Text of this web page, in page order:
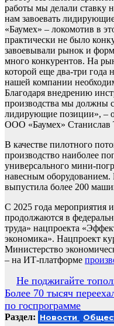
работы мы делали ставку
нам завоевать
«Баумех» – локомотив в
практически не было
завоевывали рынок и
много конкурентов. На
которой еще два-три года
нашей компании
Благодаря внедрению
производства мы должны
лидирующие позиции», –
ООО «Баумех» Станислав
В качестве пилотного
производство наиболее
универсального мини-
навесным
выпустила более 200
С 2025 года мероприятия
продолжаются в
труда» нацпроекта
экономика». Нацпроект
Министерство
– на ИТ-платформе
Навигация
по
записям
Не поджигайте
Более 70 тысяч
по госпрограмме
Раздел: Новости